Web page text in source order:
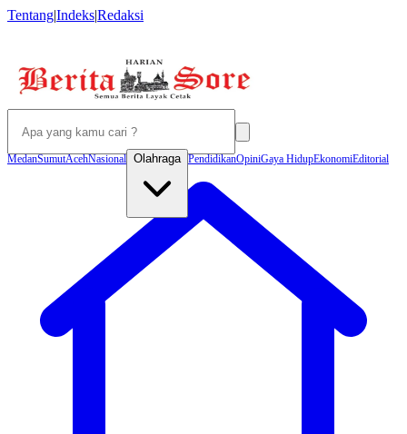
Tentang|Indeks|Redaksi
MedanSumutAcehNasional Olahraga PendidikanOpiniGaya HidupEkonomiEditorial